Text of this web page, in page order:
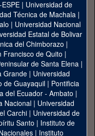
| Universidad de
Técnica de Machala|
| Universidad Nacional
Estatal de Bolivar
del Chimborazo |
Francisco de Quito |
de Santa Elena|
Grande | Universidad
de Guayaquil| Pontificia
del Ecuador - Ambato |
Nacional| Universidad
Carchi| Universidad de
Santo | Instituto de
| Instituto